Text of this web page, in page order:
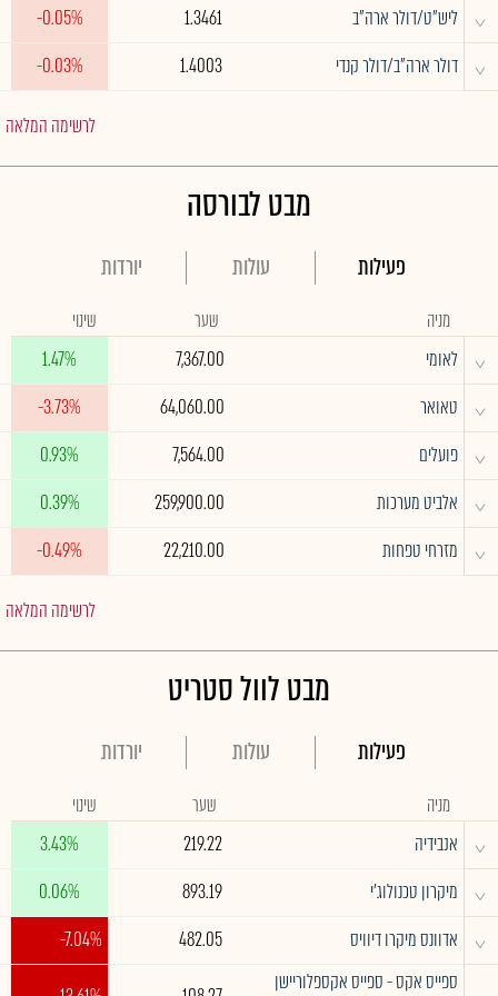
^ ליש"ט/דולר ארה"ב 1.3461
-0.05%
^ דולר ארה"ב/דולר קנדי 1.4003
-0.03%
לרשימה המלאה
מבט לבורסה
פעילות עולות יורדות
מניה שער שינוי
^ לאומי 7,367.00
1.47%
^ טאואר 64,060.00
-3.73%
^ פועלים 7,564.00
0.93%
^ אלביט מערכות 259,900.00
0.39%
^ מזרחי טפחות 22,210.00
-0.49%
לרשימה המלאה
מבט לוול סטריט
פעילות עולות יורדות
מניה שער שינוי
^ אנבידיה 219.22
3.43%
^ מיקרון טכנולוג'י 893.19
0.06%
^ אדוונס מיקרו דיוויס 482.05
-7.04%
ספייס אקס - ספייס אקספלוריישן